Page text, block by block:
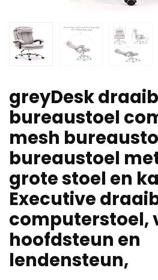
greyDesk
bureaustoel
mesh
bureaustoel
grote stoel en
Executive
computerstoel,
hoofdsteun en
lendensteun,